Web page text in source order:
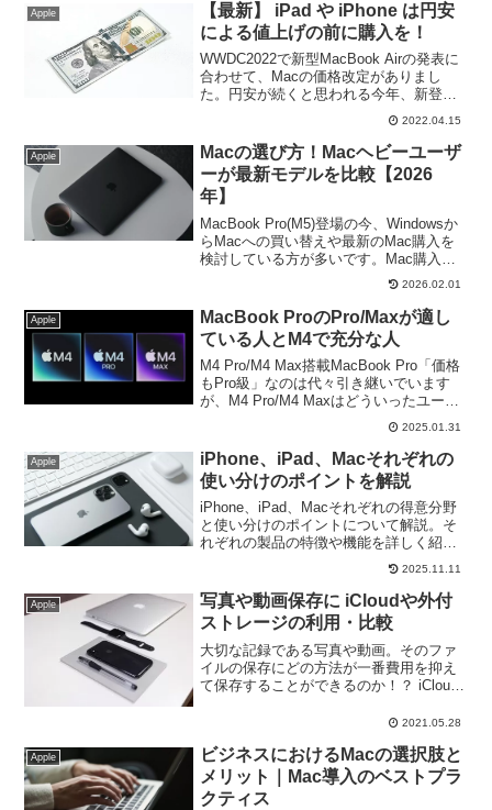
Apple
【最新】 iPad や iPhone は円安
による値上げの前に購入を！
WWDC2022で新型MacBook Airの発表に
合わせて、Macの価格改定がありまし
た。円安が続くと思われる今年、新登場
するであろう Mac や iPad、そして秋に
は iPhone などにも影響は出てくると予想
できますので、値上げ前の購入がお勧め
です。
2022.04.15
Apple
Macの選び方！Macヘビーユーザ
ーが最新モデルを比較【2026
年】
MacBook Pro(M5)登場の今、Windowsか
らMacへの買い替えや最新のMac購入を
検討している方が多いです。Mac購入を
予定されている方の参考になる様わかり
2026.02.01
Apple
MacBook ProのPro/Maxが適し
ている人とM4で充分な人
M4 Pro/M4 Max搭載MacBook Pro「価格
もPro級」なのは代々引き継いでいます
が、M4 Pro/M4 Maxはどういったユーザ
ーを満足させるのでしょうか。MacBook
Airで性能的にも充分な人は！？
2025.01.31
Apple
iPhone、iPad、Macそれぞれの
使い分けのポイントを解説
iPhone、iPad、Macそれぞれの得意分野
と使い分けのポイントについて解説。そ
れぞれの製品の特徴や機能を詳しく紹介
し、どのような場面でどの製品を選ぶべ
きかをお伝えします。今後購入を考えて
いる人にとって役立つ情報が満載です。
2025.11.11
Apple
写真や動画保存に iCloudや外付
ストレージの利用・比較
大切な記録である写真や動画。そのファ
イルの保存にどの方法が一番費用を抑え
て保存することができるのか！？ iCloud
徹底比較。これからiPhoneやiPad購入を
考にもなります。
2021.05.28
Apple
ビジネスにおけるMacの選択肢と
メリット｜Mac導入のベストプラ
クティス